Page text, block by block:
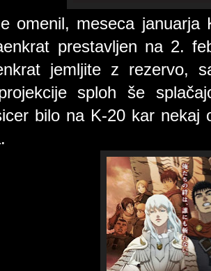
omenil, meseca
prestavljen na 2.
jemljite z rezervo,
sploh še
bilo na K-20 kar nekaj